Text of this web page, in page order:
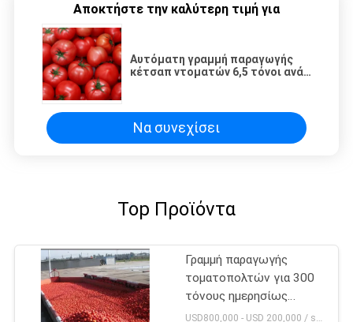
Αποκτήστε την καλύτερη τιμή για
Αυτόματη γραμμή παραγωγής
κέτσαπ ντοματών 6,5 τόνοι ανά
Να συνεχίσει
Top Προϊόντα
Γραμμή παραγωγής
τοματοπολτών για 300
τόνους ημερησίως
μηχανή επεξεργασίας